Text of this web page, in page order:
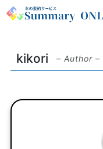
kikori – Author –